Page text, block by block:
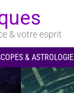
& votre esprit
& ASTROLOGIE